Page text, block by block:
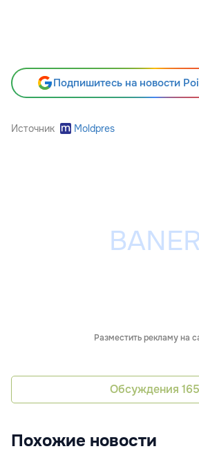
Подпишитесь на новости
Источник Moldpres
Разместить рекламу на
Обсуждения 165
Похожие новости